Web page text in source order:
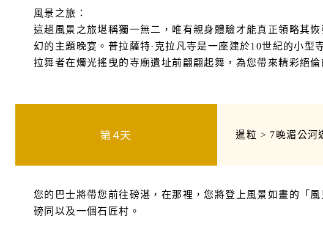
風景之旅：
這趟風景之旅堪稱獨一無二，唯有親身體驗才能真正領略其
幻的主題晚宴。普拉薩特·克拉凡寺是一座建於10世紀的小
拉舞者在燭光搖曳的寺廟遺址前翩翩起舞，為您帶來精彩絕倫
第4天 暹粒 > 7晚湄公河
您的巴士將帶您前往磅湛，在那裡，您將登上風景如畫的「
磅同以及一個石匠村。